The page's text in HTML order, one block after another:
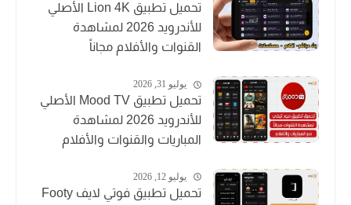
تحميل تطبيق Lion 4K الأصلي
للأندرويد 2026 لمشاهدة
القنوات والأفلام مجاناً
يوليو 31, 2026
تحميل تطبيق Mood TV الأصلي
للأندرويد 2026 لمشاهدة
المباريات والقنوات والأفلام
يوليو 12, 2026
تحميل تطبيق فوتي لايف Footy